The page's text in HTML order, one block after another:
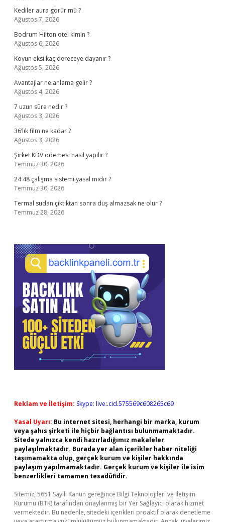
Kediler aura görür mü ?
Ağustos 7, 2026
Bodrum Hilton otel kimin ?
Ağustos 6, 2026
Koyun eksi kaç dereceye dayanır ?
Ağustos 5, 2026
Avantajlar ne anlama gelir ?
Ağustos 4, 2026
7 uzun sûre nedir ?
Ağustos 3, 2026
36’lık film ne kadar ?
Ağustos 3, 2026
Şirket KDV ödemesi nasıl yapılır ?
Temmuz 30, 2026
24 48 çalışma sistemi yasal mıdır ?
Temmuz 30, 2026
Termal sudan çıktıktan sonra duş almazsak ne olur ?
Temmuz 28, 2026
Reklam ve İletişim: Skype: live:.cid.575569c608265c69
Yasal Uyarı: Bu internet sitesi, herhangi bir marka, kurum
veya şahıs şirketi ile hiçbir bağlantısı bulunmamaktadır.
Sitede yalnızca kendi hazırladığımız makaleler
paylaşılmaktadır. Burada yer alan içerikler haber niteliği
taşımamakta olup, gerçek kurum ve kişiler hakkında
paylaşım yapılmamaktadır. Gerçek kurum ve kişiler ile isim
benzerlikleri tamamen tesadüfidir.
Sitemiz, 5651 Sayılı Kanun gereğince Bilgi Teknolojileri ve İletişim
Kurumu (BTK) tarafından onaylanmış bir Yer Sağlayıcı olarak hizmet
vermektedir. Bu nedenle, sitedeki içerikleri proaktif olarak denetleme